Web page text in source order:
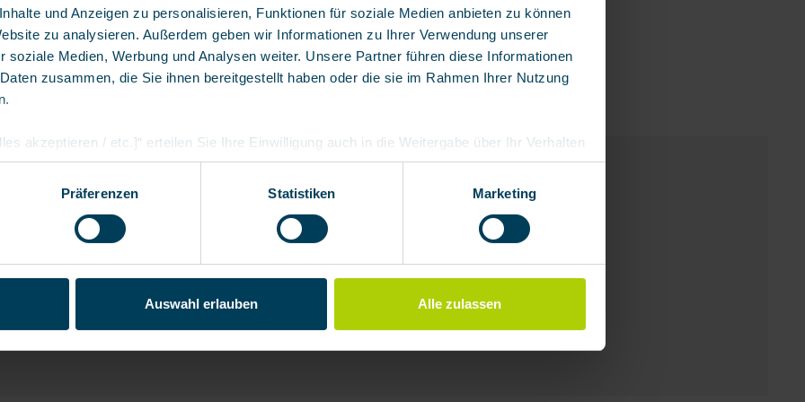
und Anzeigen zu personalisieren, Funktionen für soziale Medien anbieten zu können
zu analysieren. Außerdem geben wir Informationen zu Ihrer Verwendung unserer
soziale Medien, Werbung und Analysen weiter. Unsere Partner führen diese Informationen
zusammen, die Sie ihnen bereitgestellt haben oder die sie im Rahmen Ihrer Nutzung
akzeptieren / etc.]“ erteilen Sie Ihre Einwilligung auch in die Weitergabe über Ihr Verhalten
die shopware AG (Ebbinghoff 10, 48624 Schöppingen, Deutschland), die diese
kann, sie aber zu eigenen Zwecken (z.B. Produktverbesserungen,
Präferenzen Statistiken Marketing
Auswahl erlauben Alle zulassen
<3 kg und <5 mbar Atemwiderstand
gängigen Anschlussstücken